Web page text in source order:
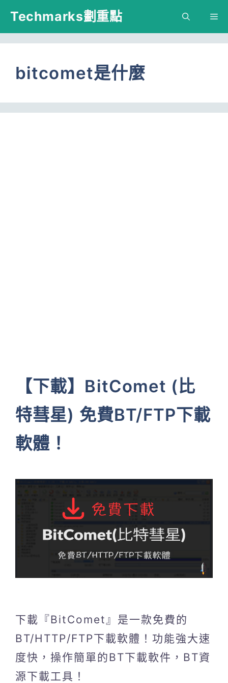
跳
主
容
Techmarks劃重點
bitcomet是什麼
【下載】BitComet (比
特彗星) 免費BT/FTP下載
軟體！
下載『BitComet』是一款免費的
BT/HTTP/FTP下載軟體！功能強大速
度快，操作簡單的BT下載軟件，BT資
源下載工具！